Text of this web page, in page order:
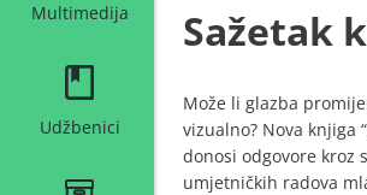
Multimedija
Udžbenici
Sažetak
Može li glazba
vizualno? Nova knjiga
donosi odgovore kroz
umjetničkih radova